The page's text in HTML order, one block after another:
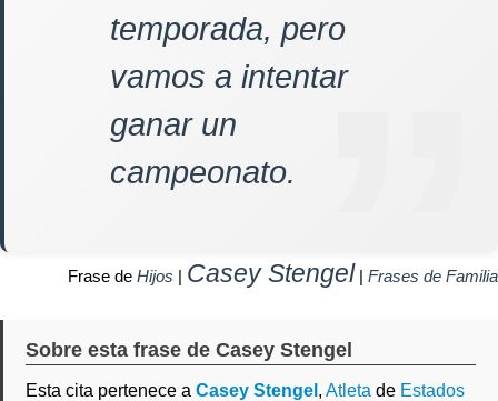
temporada, pero
vamos a intentar
ganar un
campeonato.
Frase de Hijos | Casey Stengel | Frases de Familia
Sobre esta frase de Casey Stengel
Esta cita pertenece a Casey Stengel , Atleta de Estados